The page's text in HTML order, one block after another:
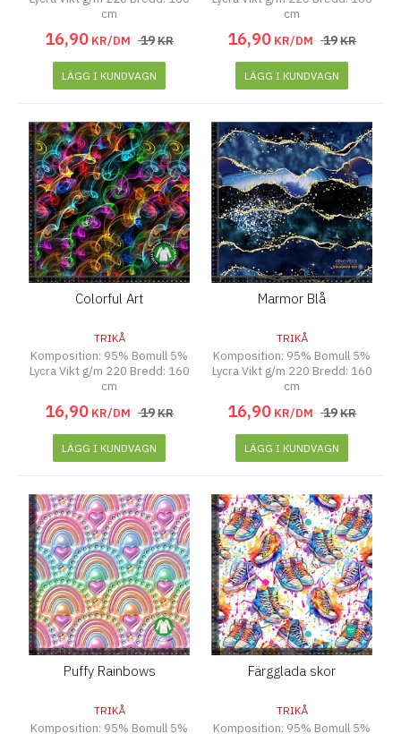
cm
16,90 KR/DM 19KR
LÄGG I KUNDVAGN
cm
16,90 KR/DM 19KR
LÄGG I KUNDVAGN
Colorful Art
TRIKÅ
Komposition: 95% Bomull 5%
Lycra Vikt g/m 220 Bredd: 160
cm
16,90 KR/DM 19KR
LÄGG I KUNDVAGN
Marmor Blå
TRIKÅ
Komposition: 95% Bomull 5%
Lycra Vikt g/m 220 Bredd: 160
cm
16,90 KR/DM 19KR
LÄGG I KUNDVAGN
Puffy Rainbows
TRIKÅ
Komposition: 95% Bomull 5%
Färgglada skor
TRIKÅ
Komposition: 95% Bomull 5%